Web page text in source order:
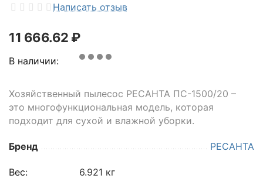
Написать отзыв
11 666.62 ₽
В наличии:
Хозяйственный пылесос РЕСАНТА ПС-1500/20 –
это многофункциональная модель, которая
подходит для сухой и влажной уборки.
Бренд РЕСАНТА
Вес: 6.921 кг